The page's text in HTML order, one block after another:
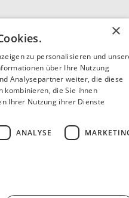
×
zu personalisieren und
über Ihre Nutzung
Analysepartner weiter, die diese
die Sie ihnen
Ihrer Nutzung ihrer Dienste
ANALYSE